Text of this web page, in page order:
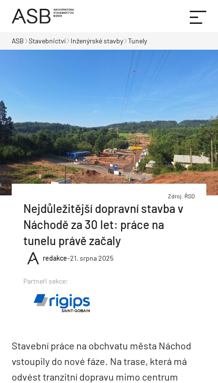
ASB Stavebnictví Inženýrské stavby Tunely
Zdroj: ŘSD
Nejdůležitější dopravní stavba v
Náchodě za 30 let: práce na
tunelu právě začaly
redakce-21. srpna 2025
Partneři sekce:
Stavební práce na obchvatu města Náchod
vstoupily do nové fáze. Na trase, která má
odvést tranzitní dopravu mimo centrum